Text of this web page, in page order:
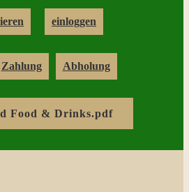
einloggen
Zahlung Abholung
Food & Drinks.pdf